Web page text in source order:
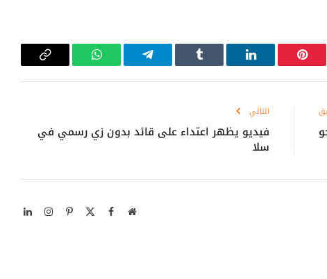
بينتيريستلينكدإن Tumblr تيلقرام واتساب
Copy
التالي
فيديو يظهر اعتداء على قائد بدون زي رسمي في
سلا
موقعفيسبوك بينتيريستالانستغرام
لينكدإن